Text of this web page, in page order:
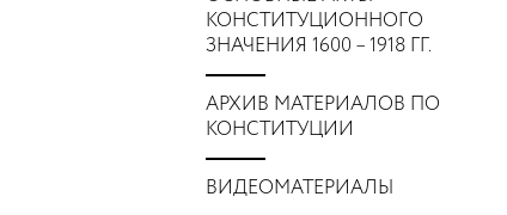
КОНСТИТУЦИОННОГО
ЗНАЧЕНИЯ 1600 – 1918 ГГ.
АРХИВ МАТЕРИАЛОВ ПО
КОНСТИТУЦИИ
ВИДЕОМАТЕРИАЛЫ